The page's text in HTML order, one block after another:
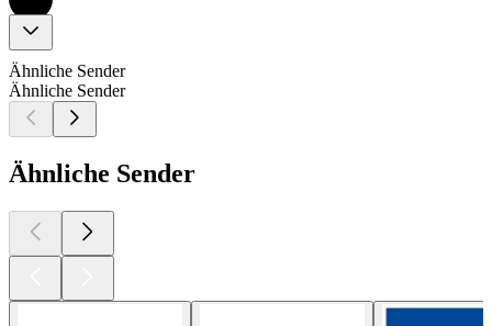
Ähnliche Sender
Ähnliche Sender
Ähnliche Sender